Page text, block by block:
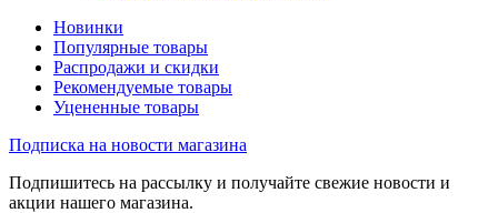
Новинки
Популярные товары
Распродажи и скидки
Рекомендуемые товары
Уцененные товары
Подписка на новости магазина
Подпишитесь на рассылку и получайте свежие новости и
акции нашего магазина.